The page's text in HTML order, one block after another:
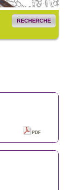
RECHERCHE